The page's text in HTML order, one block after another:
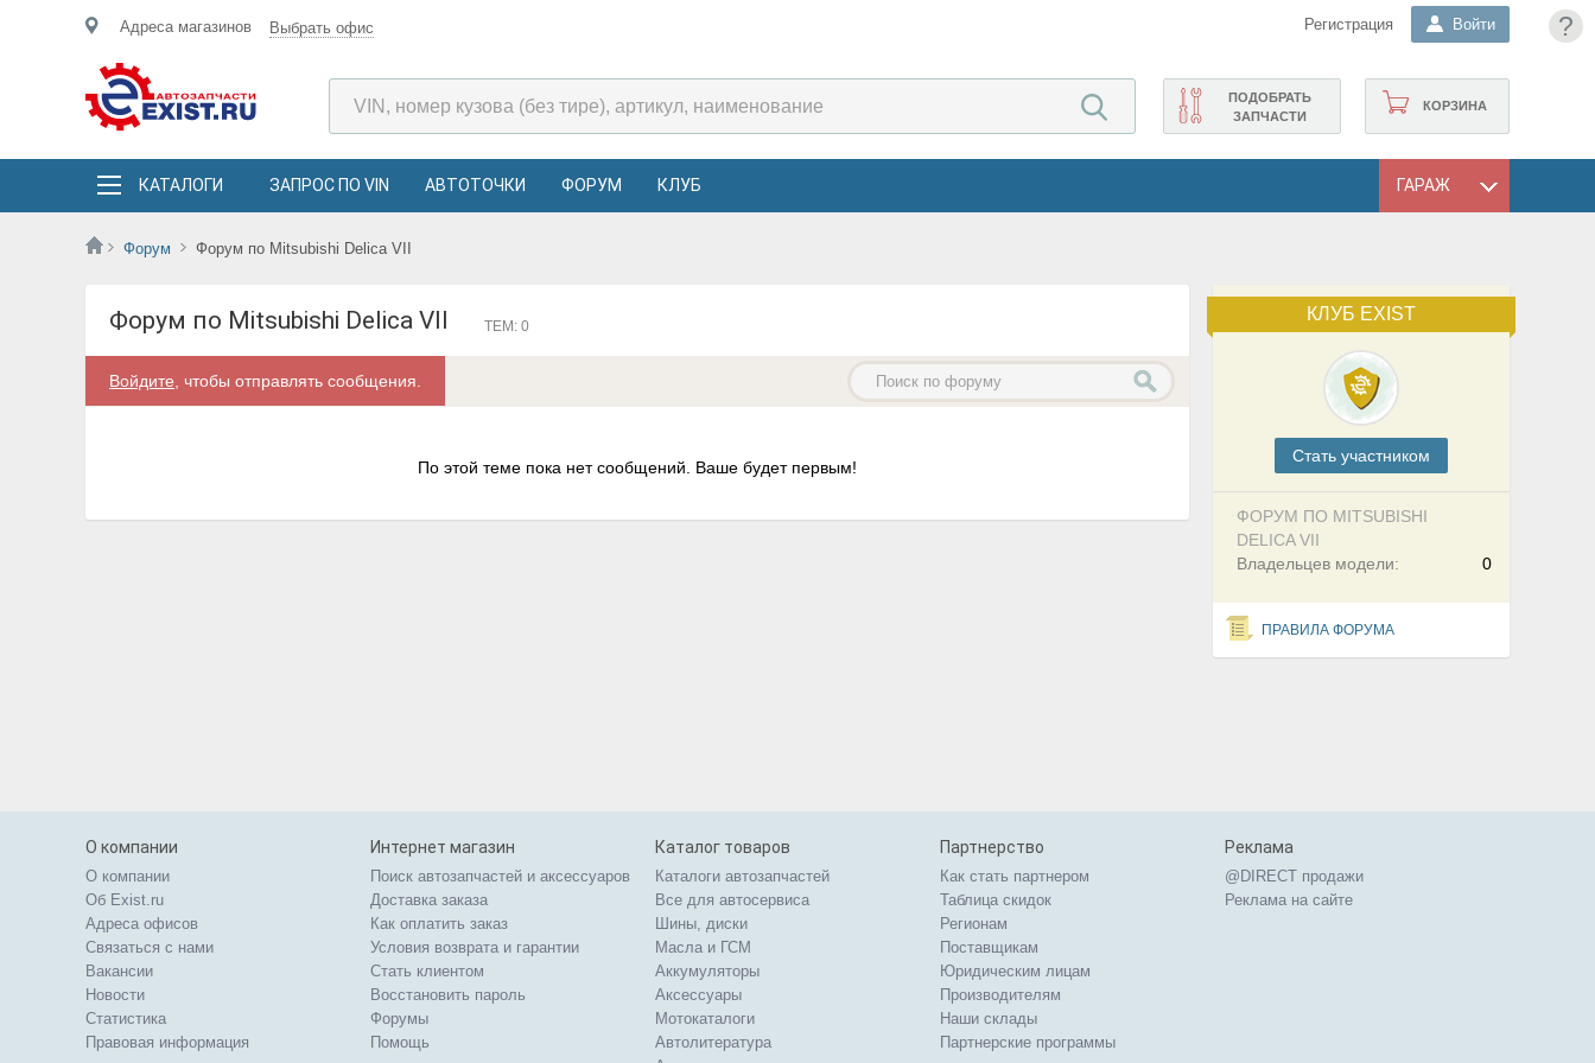
?
Адреса магазинов Выбрать офис Регистрация Войти
КОРЗИНА
ПОДОБРАТЬ
ЗАПЧАСТИ
КАТАЛОГИ ЗАПРОС ПО VIN АВТОТОЧКИ ФОРУМ КЛУБ ГАРАЖ
Форум Форум по Mitsubishi Delica VII
КЛУБ EXIST
Cтать участником
ФОРУМ ПО MITSUBISHI
DELICA VII
0
Владельцев модели:
ПРАВИЛА ФОРУМА
Форум по Mitsubishi Delica VII ТЕМ: 0
Войдите , чтобы отправлять сообщения.
По этой теме пока нет сообщений. Ваше будет первым!
О компании
О компании
Об Exist.ru
Адреса офисов
Связаться с нами
Вакансии
Новости
Статистика
Правовая информация
Интернет магазин
Поиск автозапчастей и аксессуаров
Доставка заказа
Как оплатить заказ
Условия возврата и гарантии
Стать клиентом
Восстановить пароль
Форумы
Помощь
Каталог товаров
Каталоги автозапчастей
Все для автосервиса
Шины, диски
Масла и ГСМ
Аккумуляторы
Аксессуары
Мотокаталоги
Автолитература
Партнерство
Как стать партнером
Таблица скидок
Регионам
Поставщикам
Юридическим лицам
Производителям
Наши склады
Партнерские программы
Реклама
@DIRECT продажи
Реклама на сайте